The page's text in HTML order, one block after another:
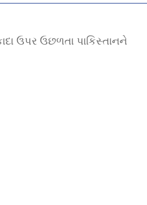
ઉપર ઉછળતા પાકિસ્તાનને